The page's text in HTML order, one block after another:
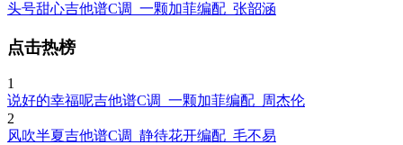
头号甜心吉他谱C调_一颗加菲编配_张韶涵
点击热榜
1
说好的幸福呢吉他谱C调_一颗加菲编配_周杰伦
2
风吹半夏吉他谱C调_静待花开编配_毛不易